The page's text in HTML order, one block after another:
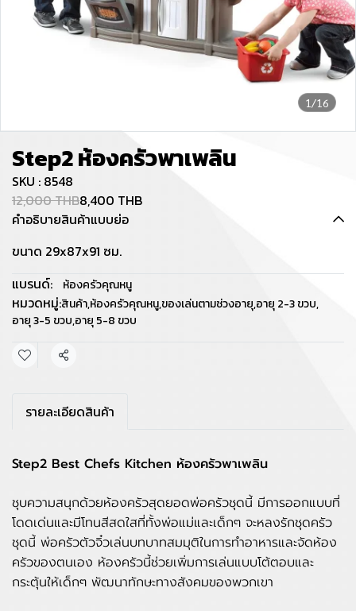
1/16
Step2 ห้องครัวพาเพลิน
SKU : 8548
12,000 THB8,400 THB
คำอธิบายสินค้าแบบย่อ
ขนาด 29x87x91 ซม.
แบรนด์:
ห้องครัวคุณหนู
หมวดหมู่:สินค้า,ห้องครัวคุณหนู,ของเล่นตามช่วงอายุ,อายุ 2-3 ขวบ,
อายุ 3-5 ขวบ,อายุ 5-8 ขวบ
แชร์
รายละเอียดสินค้า
Step2 Best Chefs Kitchen ห้องครัวพาเพลิน
ชุบความสนุกด้วยห้องครัวสุดยอดพ่อครัวชุดนี้ มีการออกแบบที่
โดดเด่นและมีโทนสีสดใสที่ทั้งพ่อแม่และเด็กๆ จะหลงรักชุดครัว
ชุดนี้ พ่อครัวตัวจิ๋วเล่นบทบาทสมมุติในการทำอาหารและจัดห้อง
ครัวของตนเอง ห้องครัวนี้ช่วยเพิ่มการเล่นแบบโต้ตอบและ
กระตุ้นให้เด็กๆ พัฒนาทักษะทางสังคมของพวกเขา